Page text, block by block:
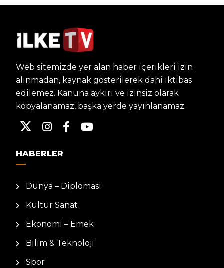
Web sitemizde yer alan haber içerikleri izin
alınmadan, kaynak gösterilerek dahi iktibas
edilemez. Kanuna aykırı ve izinsiz olarak
kopyalanamaz, başka yerde yayınlanamaz.
HABERLER
Dünya – Diplomasi
Kültür Sanat
Ekonomi – Emek
Bilim & Teknoloji
Spor